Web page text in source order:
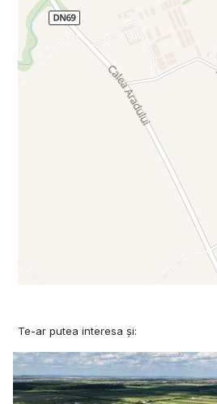
Te-ar putea interesa și: